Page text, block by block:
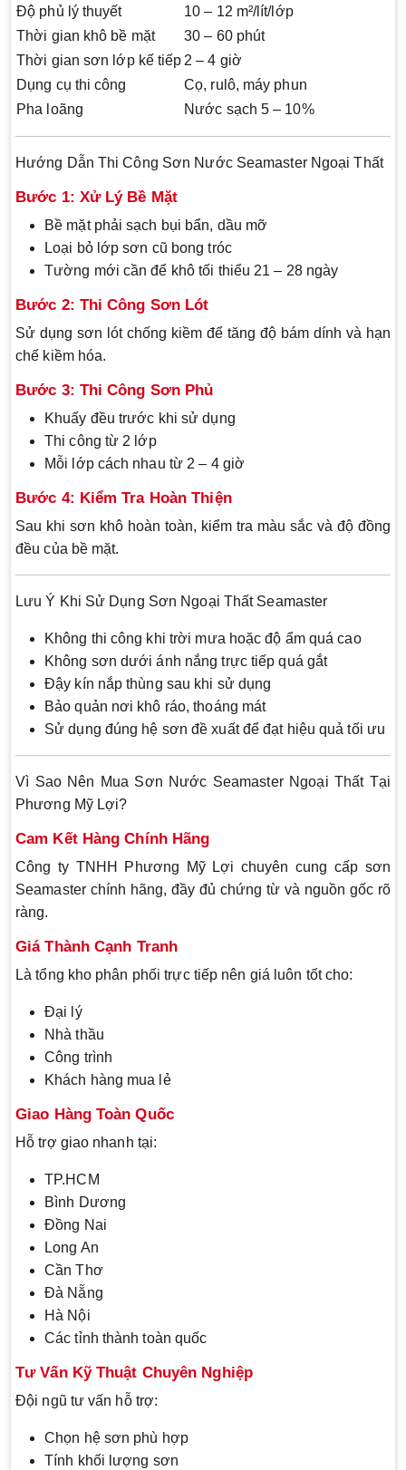
Độ phủ lý thuyết
10 – 12 m²/lít/lớp
Thời gian khô bề mặt
30 – 60 phút
Thời gian sơn lớp kế tiếp 2 – 4 giờ
Dụng cụ thi công
Cọ, rulô, máy phun
Pha loãng
Nước sạch 5 – 10%
Hướng Dẫn Thi Công Sơn Nước Seamaster Ngoại Thất
Bước 1: Xử Lý Bề Mặt
Bề mặt phải sạch bụi bẩn, dầu mỡ
Loại bỏ lớp sơn cũ bong tróc
Tường mới cần để khô tối thiểu 21 – 28 ngày
Bước 2: Thi Công Sơn Lót
Sử dụng sơn lót chống kiềm để tăng độ bám dính và hạn
chế kiềm hóa.
Bước 3: Thi Công Sơn Phủ
Khuấy đều trước khi sử dụng
Thi công từ 2 lớp
Mỗi lớp cách nhau từ 2 – 4 giờ
Bước 4: Kiểm Tra Hoàn Thiện
Sau khi sơn khô hoàn toàn, kiểm tra màu sắc và độ đồng
đều của bề mặt.
Lưu Ý Khi Sử Dụng Sơn Ngoại Thất Seamaster
Không thi công khi trời mưa hoặc độ ẩm quá cao
Không sơn dưới ánh nắng trực tiếp quá gắt
Đậy kín nắp thùng sau khi sử dụng
Bảo quản nơi khô ráo, thoáng mát
Sử dụng đúng hệ sơn đề xuất để đạt hiệu quả tối ưu
Vì Sao Nên Mua Sơn Nước Seamaster Ngoại Thất Tại
Phương Mỹ Lợi?
Cam Kết Hàng Chính Hãng
Công ty TNHH Phương Mỹ Lợi chuyên cung cấp sơn
Seamaster chính hãng, đầy đủ chứng từ và nguồn gốc rõ
ràng.
Giá Thành Cạnh Tranh
Là tổng kho phân phối trực tiếp nên giá luôn tốt cho:
Đại lý
Nhà thầu
Công trình
Khách hàng mua lẻ
Giao Hàng Toàn Quốc
Hỗ trợ giao nhanh tại:
TP.HCM
Bình Dương
Đồng Nai
Long An
Cần Thơ
Đà Nẵng
Hà Nội
Các tỉnh thành toàn quốc
Tư Vấn Kỹ Thuật Chuyên Nghiệp
Đội ngũ tư vấn hỗ trợ:
Chọn hệ sơn phù hợp
Tính khối lượng sơn